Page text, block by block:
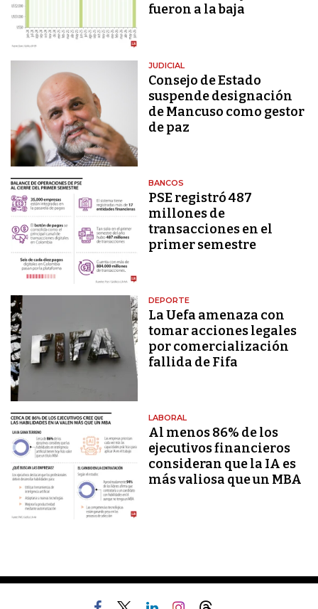
fueron a la baja
JUDICIAL
Consejo de Estado
suspende designación
de Mancuso como gestor
de paz
BANCOS
PSE registró 487
millones de
transacciones en el
primer semestre
DEPORTE
La Uefa amenaza con
tomar acciones legales
por comercialización
fallida de Fifa
LABORAL
Al menos 86% de los
ejecutivos financieros
consideran que la IA es
más valiosa que un MBA